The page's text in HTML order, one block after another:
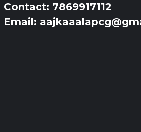
Contact: 7869917112
Email: